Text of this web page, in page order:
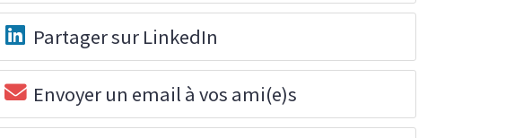
Partager sur LinkedIn
Envoyer un email à vos ami(e)s